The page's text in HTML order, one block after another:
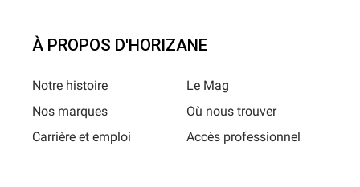
À PROPOS D'HORIZANE
Notre histoire
Nos marques
Carrière et emploi
Le Mag
Où nous trouver
Accès professionnel